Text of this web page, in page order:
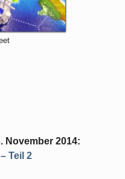
November 2014:
Teil 2